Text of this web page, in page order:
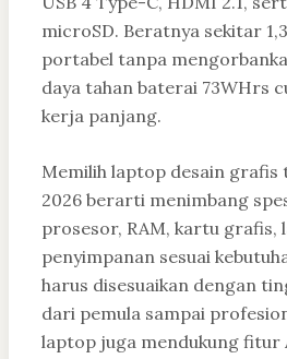
microSD. Beratnya sekitar
portabel tanpa
daya tahan baterai 73WHrs
kerja panjang.
Memilih laptop desain grafis
2026 berarti menimbang
prosesor, RAM, kartu grafis,
penyimpanan sesuai
harus disesuaikan dengan
dari pemula sampai
laptop juga mendukung fitur